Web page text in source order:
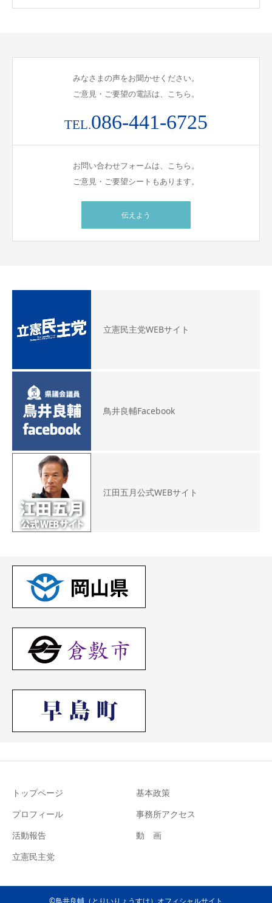
みなさまの声をお聞かせください。
ご意見・ご要望の電話は、こちら。
TEL.086-441-6725
お問い合わせフォームは、こちら。
ご意見・ご要望シートもあります。
伝えよう
立憲民主党WEBサイト
鳥井良輔Facebook
江田五月公式WEBサイト
トップページ
基本政策
プロフィール
事務所アクセス
活動報告
動 画
立憲民主党
©鳥井良輔（とりいりょうすけ）オフィシャルサイト